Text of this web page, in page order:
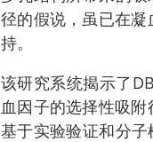
径的假说，虽已在
持。
该研究系统揭示了
血因子的选择性吸附
基于实验验证和分